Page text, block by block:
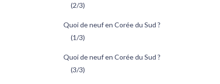
(2/3)
Quoi de neuf en Corée du Sud ?
(1/3)
Quoi de neuf en Corée du Sud ?
(3/3)